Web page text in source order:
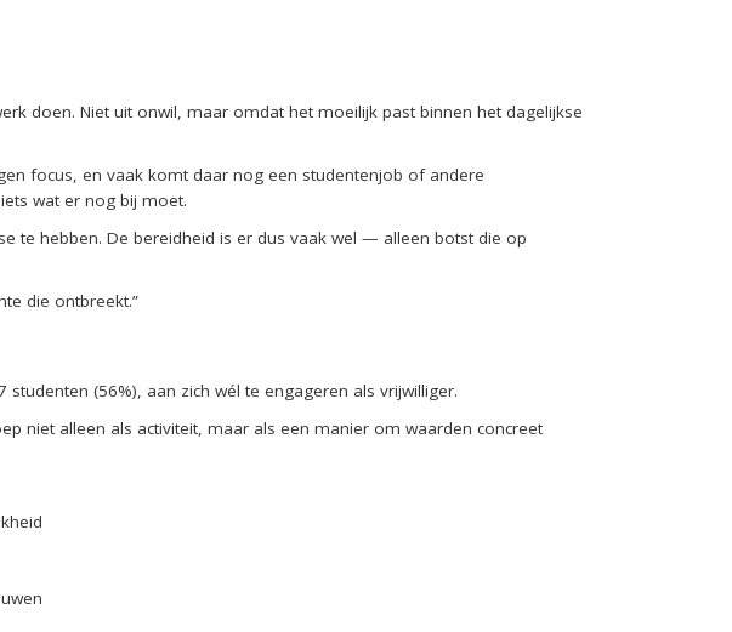
doen. Niet uit onwil, maar omdat het moeilijk past binnen het dagelijkse
focus, en vaak komt daar nog een studentenjob of andere
wat er nog bij moet.
te hebben. De bereidheid is er dus vaak wel — alleen botst die op
die ontbreekt.”
(56%), aan zich wél te engageren als vrijwilliger.
niet alleen als activiteit, maar als een manier om waarden concreet